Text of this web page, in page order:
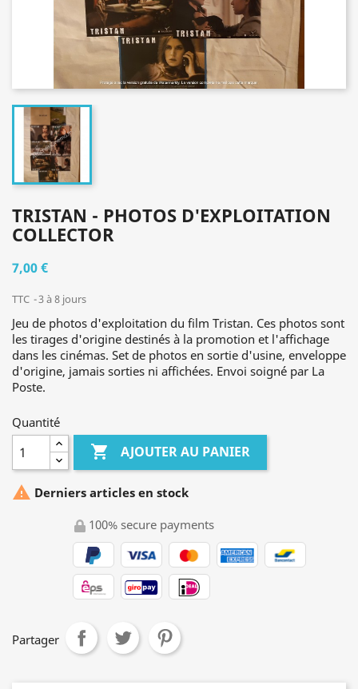
TRISTAN - PHOTOS D'EXPLOITATION
COLLECTOR
7,00 €
TTC 3 à 8 jours
Jeu de photos d'exploitation du film Tristan. Ces photos sont
les tirages d'origine destinés à la promotion et l'affichage
dans les cinémas. Set de photos en sortie d'usine, enveloppe
d'origine, jamais sorties ni affichées. Envoi soigné par La
Poste.
Quantité
 AJOUTER AU PANIER
 Derniers articles en stock
100% secure payments
Partager